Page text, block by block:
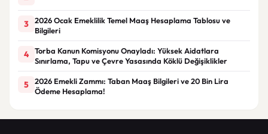
3
2026 Ocak Emeklilik Temel Maaş Hesaplama Tablosu ve
Bilgileri
4
Torba Kanun Komisyonu Onayladı: Yüksek Aidatlara
Sınırlama, Tapu ve Çevre Yasasında Köklü Değişiklikler
5
2026 Emekli Zammı: Taban Maaş Bilgileri ve 20 Bin Lira
Ödeme Hesaplama!